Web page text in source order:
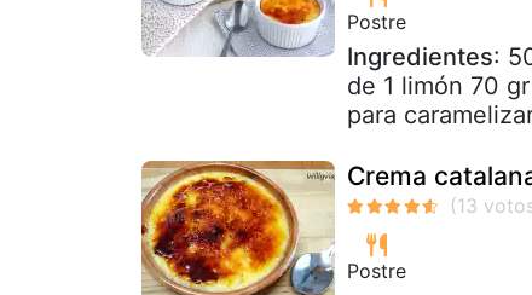
Postre
Ingredientes:
de 1 limón 70
para
Crema
Postre